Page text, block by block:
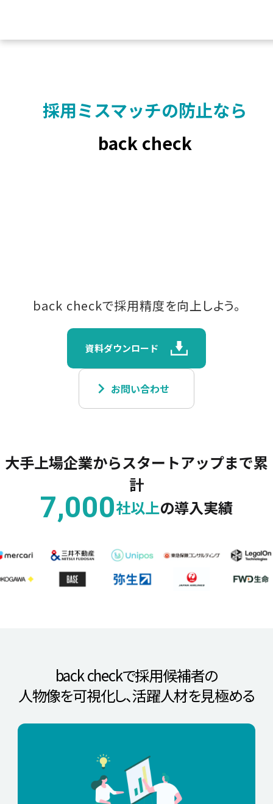
採用ミスマッチの防止なら
back check
back checkで採用精度を向上しよう。
資料ダウンロード
keyboard_arrow_right お問い合わせ
大手上場企業からスタートアップまで累
計
7,000社以上の導入実績
back checkで採用候補者の
人物像を可視化し、活躍人材を見極める